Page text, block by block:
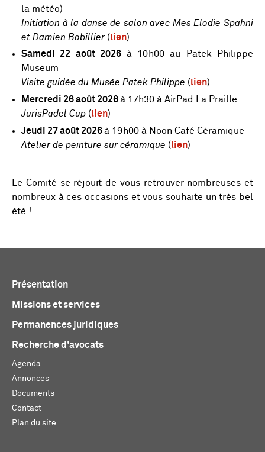
la météo)
Initiation à la danse de salon avec Mes Elodie Spahni
et Damien Bobillier (lien)
Samedi 22 août 2026 à 10h00 au Patek Philippe
Museum
Visite guidée du Musée Patek Philippe (lien)
Mercredi 26 août 2026à 17h30 à AirPad La Praille
JurisPadel Cup (lien)
Jeudi 27 août 2026à 19h00 à Noon Café Céramique
Atelier de peinture sur céramique (lien)
Le Comité se réjouit de vous retrouver nombreuses et
nombreux à ces occasions et vous souhaite un très bel
été !
Présentation
Missions et services
Permanences juridiques
Recherche d'avocats
Agenda
Annonces
Documents
Contact
Plan du site